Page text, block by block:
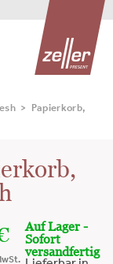
>
Papierkorb,
Auf Lager -
Sofort
versandfertig